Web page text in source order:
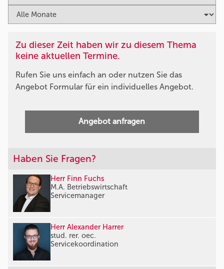
Zu dieser Zeit haben wir zu diesem Thema
keine aktuellen Termine.
Rufen Sie uns einfach an oder nutzen Sie das
Angebot Formular für ein individuelles Angebot.
Angebot anfragen
Haben Sie Fragen?
Herr Finn Fuchs
M.A. Betriebswirtschaft
Servicemanager
Herr Alexander Harrer
stud. rer. oec.
Servicekoordination